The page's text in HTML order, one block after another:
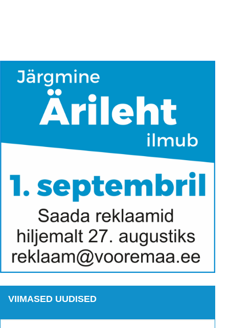
VIIMASED UUDISED